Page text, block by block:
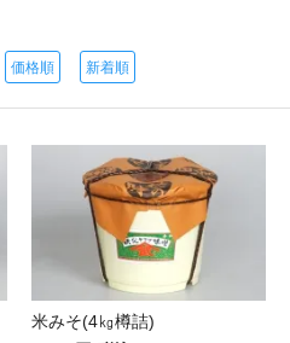
価格順 新着順
米みそ(4㎏樽詰)